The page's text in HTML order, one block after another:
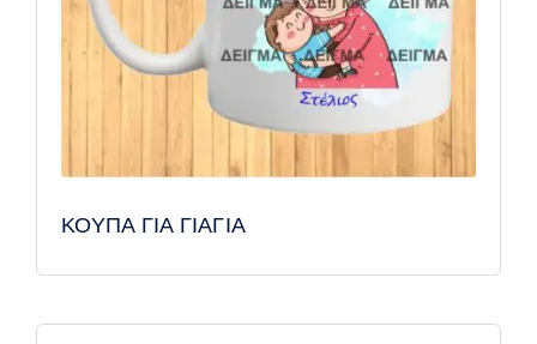
ΚΟΥΠΑ ΓΙΑ ΓΙΑΓΙΑ